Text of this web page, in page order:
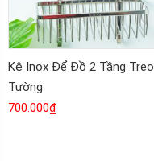
Kệ Inox Để Đồ 2 Tầng Treo
Tường
700.000₫